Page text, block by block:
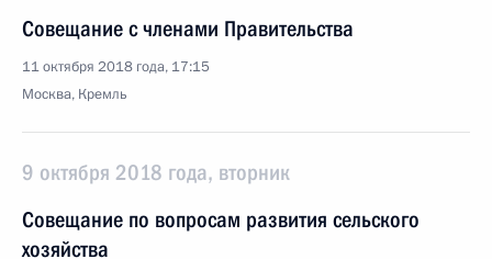
Совещание с членами Правительства
11 октября 2018 года, 17:15
Москва, Кремль
9 октября 2018 года, вторник
Совещание по вопросам развития сельского
хозяйства